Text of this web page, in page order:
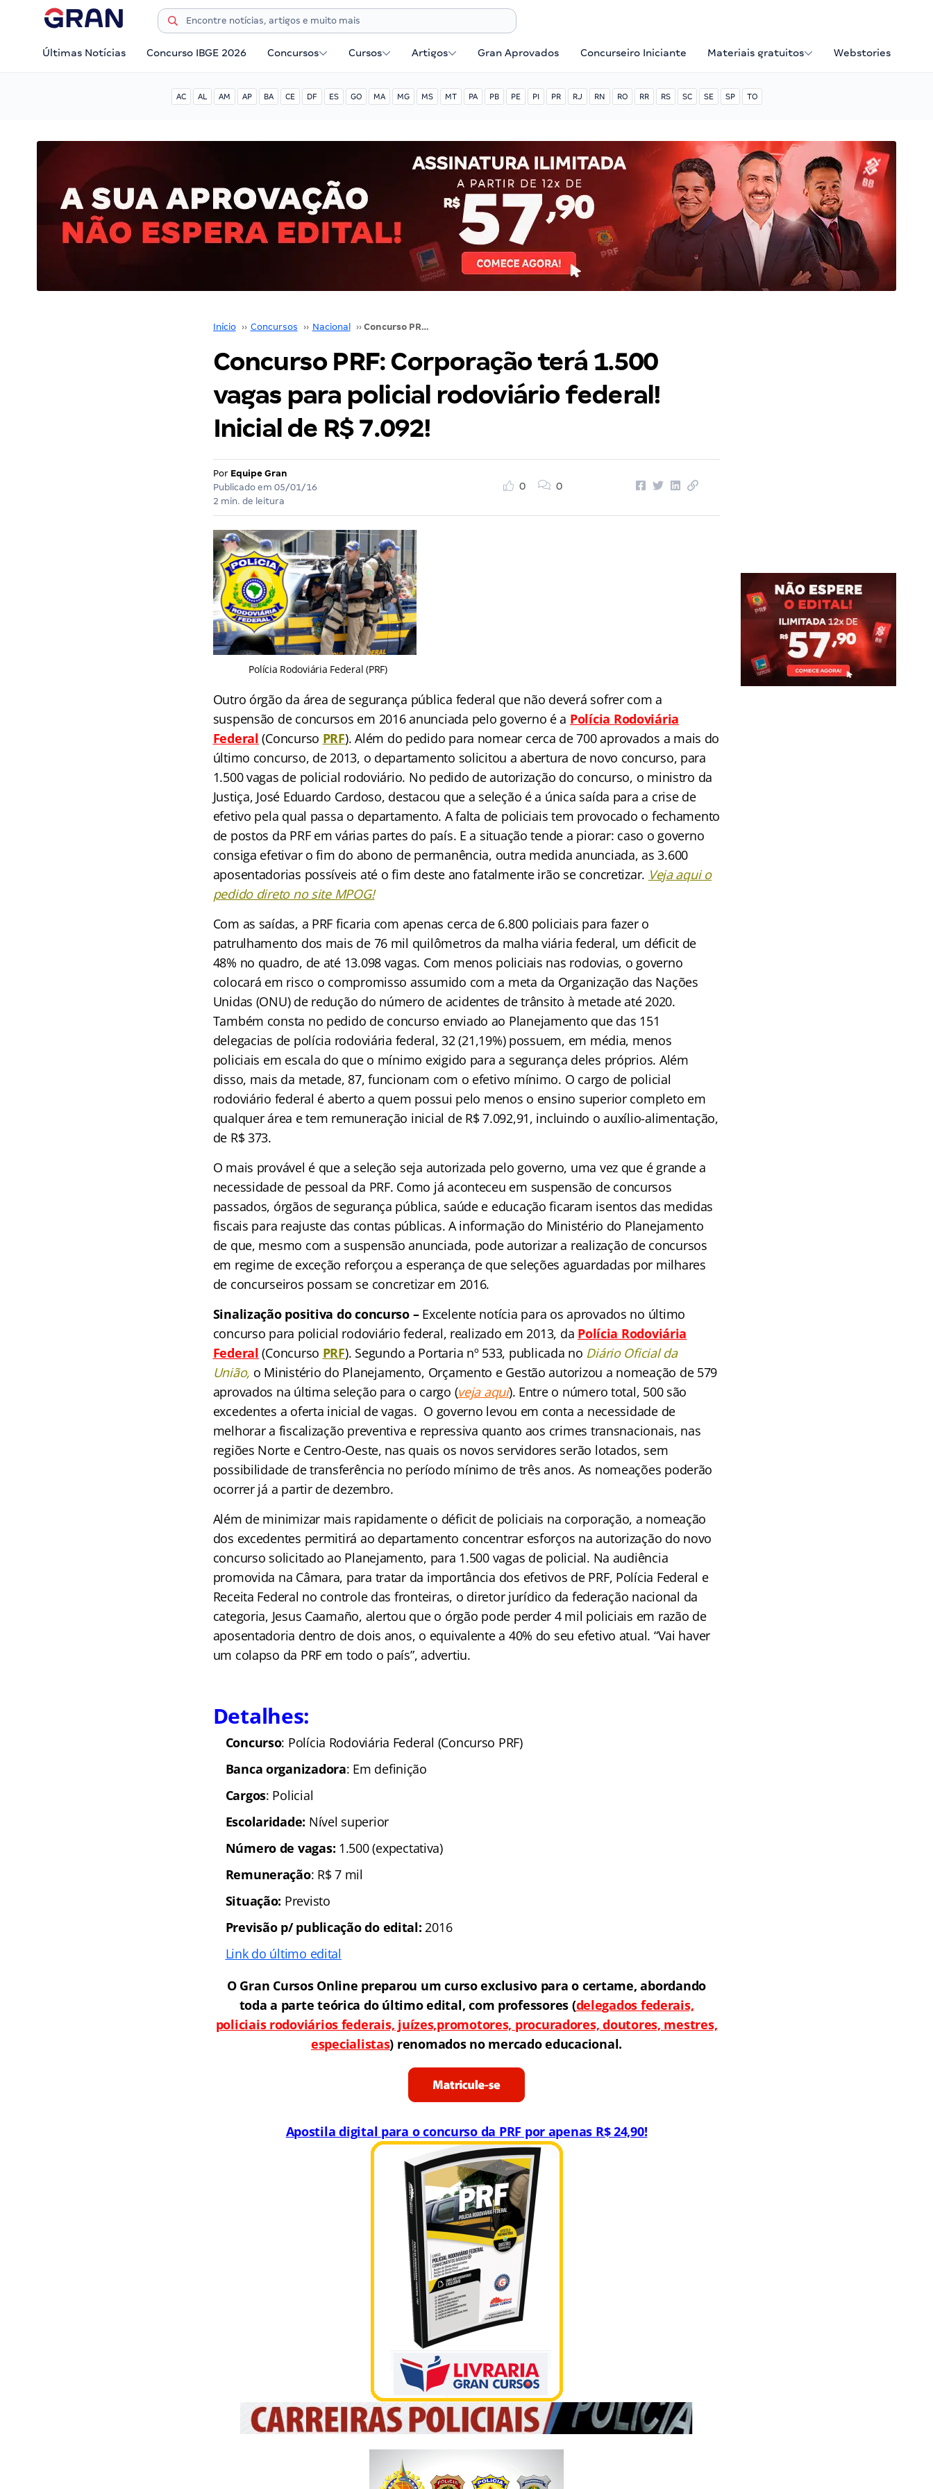
Últimas Notícias Concurso IBGE 2026 Concursos Cursos Artigos Gran Aprovados Concurseiro Iniciante Materiais gratuitos Webstories
AC AL AM AP BA CE DF ES GO MA MG MS MT PA PB PE PI PR RJ RN RO RR RS SC SE SP TO
Início ›› Concursos ›› Nacional ›› Concurso PRF: Corporação terá 1.500 vagas para policial rodoviário federal! Inicial de R$ 7.092!
Concurso PRF: Corporação terá 1.500
vagas para policial rodoviário federal!
Inicial de R$ 7.092!
Por Equipe Gran
Publicado em 05/01/16
2 min. de leitura
0 0
Polícia Rodoviária Federal (PRF)
Outro órgão da área de segurança pública federal que não deverá sofrer com a
suspensão de concursos em 2016 anunciada pelo governo é a Polícia Rodoviária
Federal (Concurso PRF). Além do pedido para nomear cerca de 700 aprovados a mais do
último concurso, de 2013, o departamento solicitou a abertura de novo concurso, para
1.500 vagas de policial rodoviário. No pedido de autorização do concurso, o ministro da
Justiça, José Eduardo Cardoso, destacou que a seleção é a única saída para a crise de
efetivo pela qual passa o departamento. A falta de policiais tem provocado o fechamento
de postos da PRF em várias partes do país. E a situação tende a piorar: caso o governo
consiga efetivar o fim do abono de permanência, outra medida anunciada, as 3.600
aposentadorias possíveis até o fim deste ano fatalmente irão se concretizar. Veja aqui o
pedido direto no site MPOG!
Com as saídas, a PRF ficaria com apenas cerca de 6.800 policiais para fazer o
patrulhamento dos mais de 76 mil quilômetros da malha viária federal, um déficit de
48% no quadro, de até 13.098 vagas. Com menos policiais nas rodovias, o governo
colocará em risco o compromisso assumido com a meta da Organização das Nações
Unidas (ONU) de redução do número de acidentes de trânsito à metade até 2020.
Também consta no pedido de concurso enviado ao Planejamento que das 151
delegacias de polícia rodoviária federal, 32 (21,19%) possuem, em média, menos
policiais em escala do que o mínimo exigido para a segurança deles próprios. Além
disso, mais da metade, 87, funcionam com o efetivo mínimo. O cargo de policial
rodoviário federal é aberto a quem possui pelo menos o ensino superior completo em
qualquer área e tem remuneração inicial de R$ 7.092,91, incluindo o auxílio-alimentação,
de R$ 373.
O mais provável é que a seleção seja autorizada pelo governo, uma vez que é grande a
necessidade de pessoal da PRF. Como já aconteceu em suspensão de concursos
passados, órgãos de segurança pública, saúde e educação ficaram isentos das medidas
fiscais para reajuste das contas públicas. A informação do Ministério do Planejamento
de que, mesmo com a suspensão anunciada, pode autorizar a realização de concursos
em regime de exceção reforçou a esperança de que seleções aguardadas por milhares
de concurseiros possam se concretizar em 2016.
Sinalização positiva do concurso– Excelente notícia para os aprovados no último
concurso para policial rodoviário federal, realizado em 2013, da Polícia Rodoviária
Federal (Concurso PRF). Segundo a Portaria nº 533, publicada no Diário Oficial da
União, o Ministério do Planejamento, Orçamento e Gestão autorizou a nomeação de 579
aprovados na última seleção para o cargo (veja aqui). Entre o número total, 500 são
excedentes a oferta inicial de vagas. O governo levou em conta a necessidade de
melhorar a fiscalização preventiva e repressiva quanto aos crimes transnacionais, nas
regiões Norte e Centro-Oeste, nas quais os novos servidores serão lotados, sem
possibilidade de transferência no período mínimo de três anos. As nomeações poderão
ocorrer já a partir de dezembro.
Além de minimizar mais rapidamente o déficit de policiais na corporação, a nomeação
dos excedentes permitirá ao departamento concentrar esforços na autorização do novo
concurso solicitado ao Planejamento, para 1.500 vagas de policial. Na audiência
promovida na Câmara, para tratar da importância dos efetivos de PRF, Polícia Federal e
Receita Federal no controle das fronteiras, o diretor jurídico da federação nacional da
categoria, Jesus Caamaño, alertou que o órgão pode perder 4 mil policiais em razão de
aposentadoria dentro de dois anos, o equivalente a 40% do seu efetivo atual. “Vai haver
um colapso da PRF em todo o país”, advertiu.
Detalhes:
Concurso: Polícia Rodoviária Federal (Concurso PRF)
Banca organizadora: Em definição
Cargos: Policial
Escolaridade: Nível superior
Número de vagas: 1.500 (expectativa)
Remuneração: R$ 7 mil
Situação: Previsto
Previsão p/ publicação do edital: 2016
Link do último edital
O Gran Cursos Online preparou um curso exclusivo para o certame, abordando
toda a parte teórica do último edital, com professores (delegados federais,
policiais rodoviários federais, juízes,promotores, procuradores, doutores, mestres,
especialistas) renomados no mercado educacional.
Apostila digital para o concurso da PRF por apenas R$ 24,90!